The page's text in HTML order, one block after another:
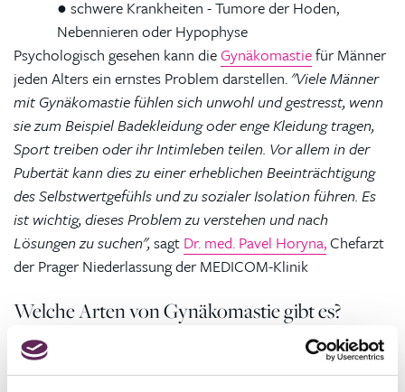
● schwere Krankheiten - Tumore der Hoden,
Nebennieren oder Hypophyse
Psychologisch gesehen kann dieGynäkomastiefür Männer
jeden Alters ein ernstes Problem darstellen."Viele Männer
mit Gynäkomastie fühlen sich unwohl und gestresst, wenn
sie zum Beispiel Badekleidung oder enge Kleidung tragen,
Sport treiben oder ihr Intimleben teilen. Vor allem in der
Pubertät kann dies zu einer erheblichen Beeinträchtigung
des Selbstwertgefühls und zu sozialer Isolation führen. Es
ist wichtig, dieses Problem zu verstehen und nach
Lösungen zu suchen",sagt Dr. med. Pavel Horyna,Chefarzt
der Prager Niederlassung der MEDICOM-Klinik
Welche Arten von Gynäkomastie gibt es?
Die echte Gynäkomastie bei Männern ist durch eine
Vergrößerung der Brustdrüse gekennzeichnet. Sie kann eine